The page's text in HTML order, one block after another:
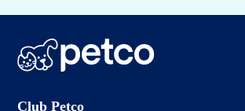
Club Petco
Iniciar sesión